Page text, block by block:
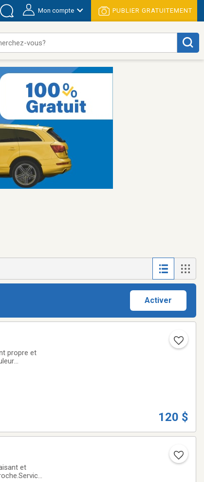
Mon compte PUBLIER GRATUITEMENT
vous?
Activer
propre et
120 $
et